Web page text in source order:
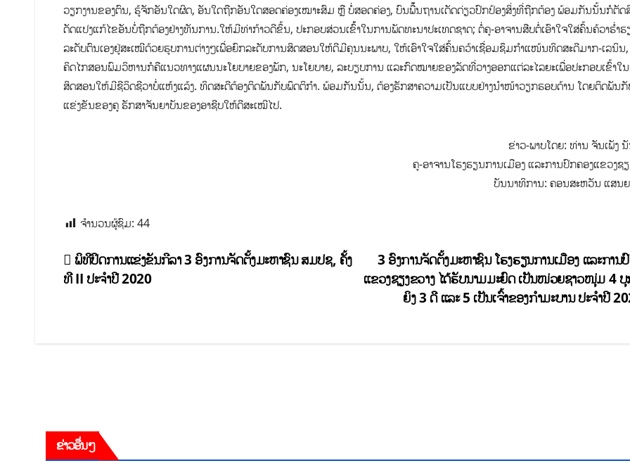
ວຽກງານຂອງຕົນ, ຮູ້ຈັກອັນໃດຜິດ, ອັນໃດຖືກອັນໃດສອດຄ່ອງເໝາະສົມ ຫຼື ບໍ່ສອດຄ່ອງ, ບົນພື້໊ນຖານເດັດດ່ຽວປົກປ້ອງສິ່ງທີ່ຖືກຕ້ອງ ພ້ອມກັນນັ້ນກໍຕັດ
ດັດແປງແກ້ໄຂອັນບໍ່ຖືກຕ້ອງຢ່າງທັນການ.ໃຫ້ມີທ່າກ້າວດີຂຶ້ນ, ປະກອບສ່ວນເຂົ້້າໃນການພັດທະນາປະເທດຊາດ; ຕໍ່ຄູ-ອາຈານ​ສືບ​ຕໍ່​ເອົາ​ໃຈ​ໃສ່ຄົ້ນຄ້ວາຮໍ່າ
ລະ​ດັບ​ຕົນ​ເອງ​ຢູ່​ສະ​ເໝີ​ດ້ວຍ​ຮູບ​ການ​ຕ່າງໆເພື່ອ​ຍົກ​ລະ​ດັບ​ການ​ສິດ​ສອນ​ໃຫ້​ດີ​ມີ​ຄຸນ​ນະ​ພາບ, ໃຫ້​ເອົາ​ໃຈ​ໃສ່​ຄົ້ນ​ຄວ້າ​ເຊື່ອມ​ຊຶມກຳແໜ້ນທິດ​ສະ​ດີ​ມາກ-ເລ​ນິນ
ຄິດໄກ​ສອນພົມ​ວິ​ຫານກໍ​ຄືແນວທາງແຜນນະໂຍບາຍຂອງພັກ, ນະໂຍບາຍ, ລະບຽບການ ແລະກົດໝາຍຂອງ​ລັດທີ່ວາງອອກແຕ່ລະໄລຍະເພື່ອປະກອບເຂົ້າໃ
ສິດສອນໃຫ້ມີຊີວິດຊີວາບໍ່ແຫ້ງແລ້ງ. ທິດ​ສະ​ດີຕ້ອງ​ຕິດ​ພັນ​ກັບ​ພຶດ​ຕິ​ກຳ. ພ້ອມ​ກັນ​ນັ້ນ, ຕ້ອງຮັກສາຄວາມເປັນແບບຢ່າງນຳໜ້າວຽກຮອບດ້ານ ໂດຍຕິດພັນ
ແຂ່ງຂັນຂອງຄູ ຮັກ​ສາ​ຈັນ​ຍາ​ບັນ​ຂອງ​ອາ​ຊີບ​ໃຫ້​ດີ​ສະ​ເໝີ​ໄປ.
ຂ່າວ-ພາບໂດຍ: ທ່ານ ຈັນເພັງ ນັ
ຄູ-ອາຈານໂຮງຮຽນການເມືອງ ແລະການປົກຄອງແຂວງຊຽ
ບັນນາທິການ: ຄອນສະຫວັນ ແສນຍ
ຈຳນວນຜູ້ຊົມ: 44
3 ອົງການຈັດຕັ້ງມະຫາຊົນ ໂຮງຮຽນການເມືອງ ແລະການ
ແຂວງຊຽງຂວາງ ໄດ້ຮັບນາມມະຍົດ ເປັນໜ່ວຍຊາວໜຸ່ມ 4
ຍິງ 3 ດີ ແລະ 5 ເປັນເຈົ້າຂອງກຳມະບານ ປະຈຳປີ
ພິທີປິດການແຂ່ງຂັນກີລາ 3 ອົງການຈັດຕັ້ງມະຫາຊົນ ສມປຊ, ຄັ້ງ
ທີ II ປະຈຳປີ 2020
ຂ່າວອື່ນໆ